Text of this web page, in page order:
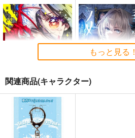
REVENGE
リベンジ、ユメウツツ
（税込）
サンプル
作品詳細
Illstarred Dive
FELT
1,540円 （税込）
乙女怪獣キャラメリ
ゼ 9
KADOKAWA
もっと見る！
関連商品(キャラクター)